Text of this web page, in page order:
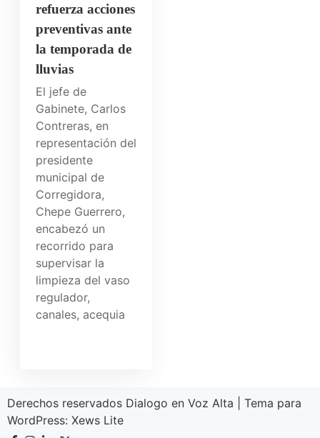
refuerza acciones
preventivas ante
la temporada de
lluvias
El jefe de
Gabinete, Carlos
Contreras, en
representación del
presidente
municipal de
Corregidora,
Chepe Guerrero,
encabezó un
recorrido para
supervisar la
limpieza del vaso
regulador,
canales, acequia
Derechos reservados Dialogo en Voz Alta
Tema para
WordPress: Xews Lite